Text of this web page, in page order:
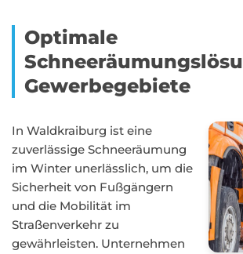
Optimale
Gewerbegebiete
In Waldkraiburg ist eine
zuverlässige Schneeräumung
im Winter unerlässlich, um die
Sicherheit von Fußgängern
und die Mobilität im
Straßenverkehr zu
gewährleisten. Unternehmen